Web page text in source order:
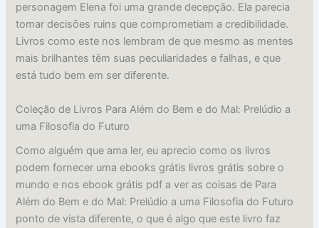
personagem Elena foi uma grande decepção. Ela parecia
tomar decisões ruins que comprometiam a credibilidade.
Livros como este nos lembram de que mesmo as mentes
mais brilhantes têm suas peculiaridades e falhas, e que
está tudo bem em ser diferente.
Coleção de Livros Para Além do Bem e do Mal: Prelúdio a
uma Filosofia do Futuro
Como alguém que ama ler, eu aprecio como os livros
podem fornecer uma ebooks grátis livros grátis sobre o
mundo e nos ebook grátis pdf a ver as coisas de Para
Além do Bem e do Mal: Prelúdio a uma Filosofia do Futuro
ponto de vista diferente, o que é algo que este livro faz